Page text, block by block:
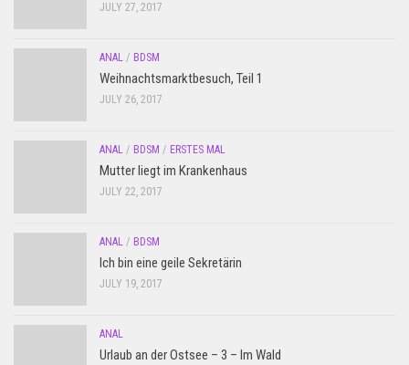
JULY 27, 2017
ANAL / BDSM
Weihnachtsmarktbesuch, Teil 1
JULY 26, 2017
ANAL / BDSM / ERSTES MAL
Mutter liegt im Krankenhaus
JULY 22, 2017
ANAL / BDSM
Ich bin eine geile Sekretärin
JULY 19, 2017
ANAL
Urlaub an der Ostsee – 3 – Im Wald